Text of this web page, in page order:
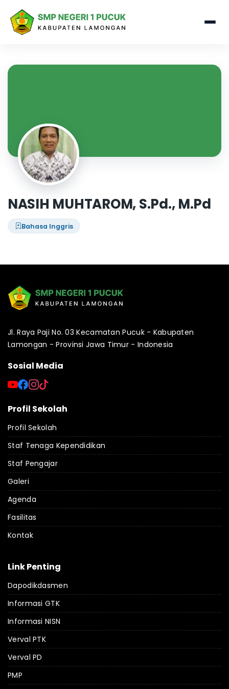
NASIH MUHTAROM, S.Pd., M.Pd
Bahasa Inggris
Jl. Raya Paji No. 03 Kecamatan Pucuk - Kabupaten
Lamongan - Provinsi Jawa Timur - Indonesia
Sosial Media
Profil Sekolah
Profil Sekolah
Staf Tenaga Kependidikan
Staf Pengajar
Galeri
Agenda
Fasilitas
Kontak
Link Penting
Dapodikdasmen
Informasi GTK
Informasi NISN
Verval PTK
Verval PD
PMP